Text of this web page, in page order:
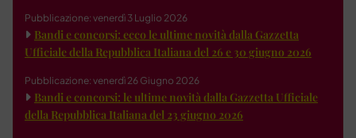
Pubblicazione: venerdì 3 Luglio 2026
Bandi e concorsi: ecco le ultime novità dalla Gazzetta
Ufficiale della Repubblica Italiana del 26 e 30 giugno 2026
Pubblicazione: venerdì 26 Giugno 2026
Bandi e concorsi: le ultime novità dalla Gazzetta Ufficiale
della Repubblica Italiana del 23 giugno 2026